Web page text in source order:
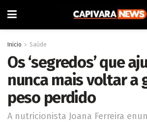
Inicio Saúde
Os ‘segredos’ que
nunca mais voltar a
peso perdido
A nutricionista Joana Ferreira